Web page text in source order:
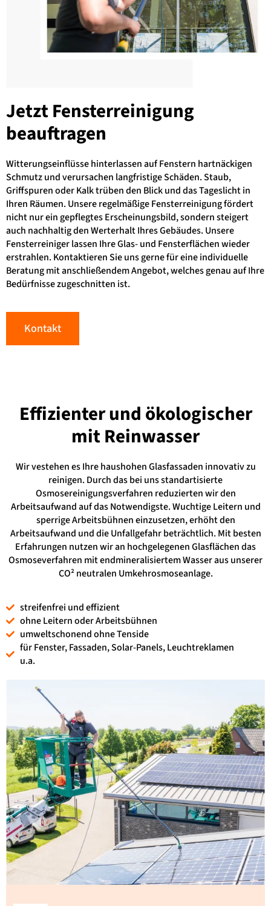
JetztFensterreinigung
beauftragen
Witterungseinflüsse hinterlassen auf Fenstern hartnäckigen
Schmutz und verursachen langfristige Schäden. Staub,
Griffspuren oder Kalk trüben den Blick und das Tageslicht in
Ihren Räumen. Unsere regelmäßige Fensterreinigung fördert
nicht nur ein gepflegtes Erscheinungsbild, sondern steigert
auch nachhaltig den Werterhalt Ihres Gebäudes. Unsere
Fensterreiniger lassen Ihre Glas- und Fensterflächen wieder
erstrahlen. Kontaktieren Sie uns gerne für eine individuelle
Beratung mit anschließendem Angebot, welches genau auf Ihre
Bedürfnisse zugeschnitten ist.
Kontakt
Effizienter und ökologischer
mit Reinwasser
Wir vestehen es Ihre haushohen Glasfassaden innovativ zu
reinigen. Durch das bei uns standartisierte
Osmosereinigungsverfahren reduzierten wir den
Arbeitsaufwand auf das Notwendigste. Wuchtige Leitern und
sperrige Arbeitsbühnen einzusetzen, erhöht den
Arbeitsaufwand und die Unfallgefahr beträchtlich. Mit besten
Erfahrungen nutzen wir an hochgelegenen Glasflächen das
Osmoseverfahren mit endmineralisiertem Wasser aus unserer
CO² neutralen Umkehrosmoseanlage.
streifenfrei und effizient
ohne Leitern oder Arbeitsbühnen
umweltschonend ohne Tenside
für Fenster, Fassaden, Solar-Panels, Leuchtreklamen
u.a.